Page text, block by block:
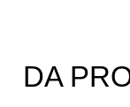
DA